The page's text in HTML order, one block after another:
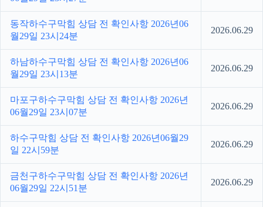
동작하수구막힘 상담 전 확인사항 2026년06
월29일 23시24분
2026.06.29
하남하수구막힘 상담 전 확인사항 2026년06
월29일 23시13분
2026.06.29
마포구하수구막힘 상담 전 확인사항 2026년
06월29일 23시07분
2026.06.29
하수구막힘 상담 전 확인사항 2026년06월29
일 22시59분
2026.06.29
금천구하수구막힘 상담 전 확인사항 2026년
06월29일 22시51분
2026.06.29